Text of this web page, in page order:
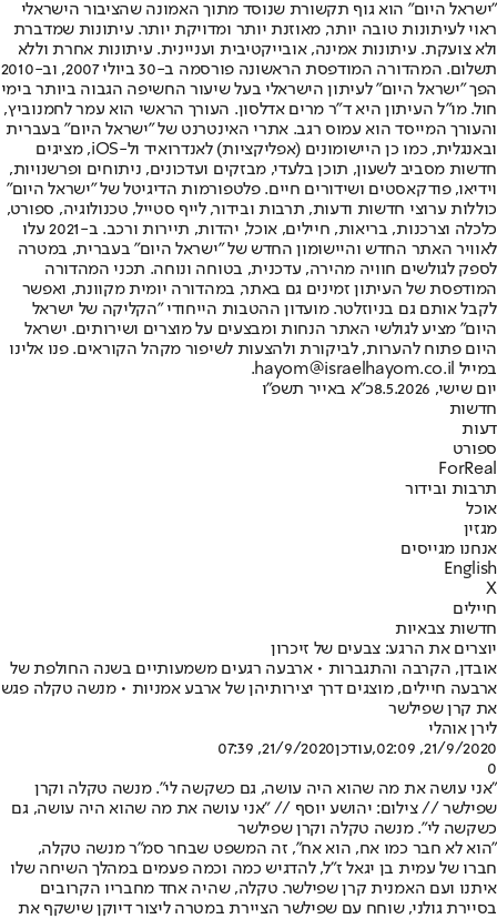
"ישראל היום" הוא גוף תקשורת שנוסד מתוך האמונה שהציבור הישראלי
ראוי לעיתונות טובה יותר, מאוזנת יותר ומדויקת יותר. עיתונות שמדברת
ולא צועקת. עיתונות אמינה, אובייקטיבית ועניינית. עיתונות אחרת וללא
תשלום. המהדורה המודפסת הראשונה פורסמה ב-30 ביולי 2007, וב-2010
הפך "ישראל היום" לעיתון הישראלי בעל שיעור החשיפה הגבוה ביותר בימי
חול. מו"ל העיתון היא ד"ר מרים אדלסון. העורך הראשי הוא עמר לחמנוביץ,
והעורך המייסד הוא עמוס רגב. אתרי האינטרנט של "ישראל היום" בעברית
ובאנגלית, כמו כן היישומונים (אפליקציות) לאנדרואיד ול-iOS, מציגים
חדשות מסביב לשעון, תוכן בלעדי, מבזקים ועדכונים, ניתוחים ופרשנויות,
וידיאו, פודקאסטים ושידורים חיים. פלטפורמות הדיגיטל של "ישראל היום"
כוללות ערוצי חדשות ודעות, תרבות ובידור, לייף סטייל, טכנולוגיה, ספורט,
כלכלה וצרכנות, בריאות, חיילים, אוכל, יהדות, תיירות ורכב. ב-2021 עלו
לאוויר האתר החדש והיישומון החדש של "ישראל היום" בעברית, במטרה
לספק לגולשים חוויה מהירה, עדכנית, בטוחה ונוחה. תכני המהדורה
המודפסת של העיתון זמינים גם באתר, במהדורה יומית מקוונת, ואפשר
לקבל אותם גם בניוזלטר. מועדון ההטבות הייחודי "הקליקה של ישראל
היום" מציע לגולשי האתר הנחות ומבצעים על מוצרים ושירותים. ישראל
היום פתוח להערות, לביקורת ולהצעות לשיפור מקהל הקוראים. פנו אלינו
במייל hayom@israelhayom.co.il.
יום שישי, 8.5.2026
כ"א באייר תשפ"ו
חדשות
דעות
ספורט
ForReal
תרבות ובידור
אוכל
מגזין
אנחנו מגייסים
English
X
חיילים
חדשות צבאיות
יוצרים את הרגע: צבעים של זיכרון
אובדן, הקרבה והתגברות • ארבעה רגעים משמעותיים בשנה החולפת של
ארבעה חיילים, מוצגים דרך יצירותיהן של ארבע אמניות • מנשה טקלה פגש
את קרן שפילשר
לירן אוהלי
21/9/2020, 02:09
,עודכן21/9/2020, 07:39
0
"אני עושה את מה שהוא היה עושה, גם כשקשה לי". מנשה טקלה וקרן
שפילשר // צילום: יהושע יוסף // "אני עושה את מה שהוא היה עושה, גם
כשקשה לי". מנשה טקלה וקרן שפילשר
"הוא לא חבר כמו אח, הוא אח", זה המשפט שבחר סמ"ר מנשה טקלה,
חברו של עמית בן יגאל ז"ל, להדגיש כמה וכמה פעמים במהלך השיחה שלו
איתנו ועם האמנית קרן שפילשר. טקלה, שהיה אחד מחבריו הקרובים
בסיירת גולני, שוחח עם שפילשר הציירת במטרה ליצור דיוקן שישקף את